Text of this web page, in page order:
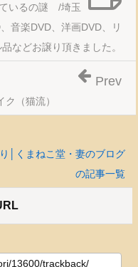
いるの謎 /埼玉
音楽DVD、洋画DVD、リ
などお譲り頂きました。
（猫流）
Prev
│くまねこ堂・妻のブログ
の記事一覧